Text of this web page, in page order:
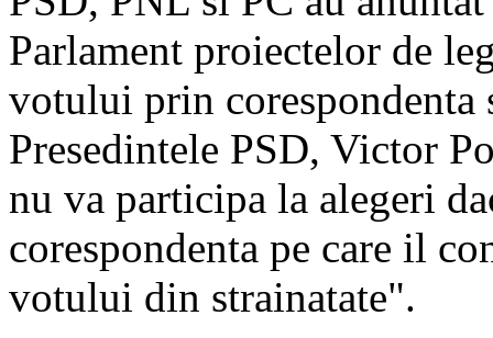
Parlament proiectelor de
votului prin
Presedintele PSD, Victor
nu va participa la alegeri
corespondenta pe care il
votului din strainatate".